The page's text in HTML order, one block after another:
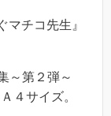
マチコ先生』
～第２弾～
４サイズ。